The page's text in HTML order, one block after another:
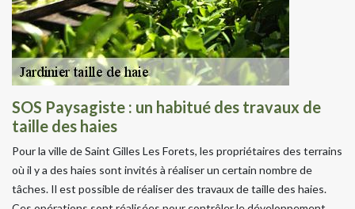
SOS Paysagiste : un habitué des travaux de
taille des haies
Pour la ville de Saint Gilles Les Forets, les propriétaires des terrains
où il y a des haies sont invités à réaliser un certain nombre de
tâches. Il est possible de réaliser des travaux de taille des haies.